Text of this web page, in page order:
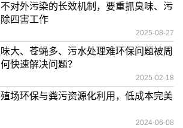
对外污染的长效机制，要重抓臭味、污
四害工作
2025-08-27
大、苍蝇多、污水处理难环保问题被周
快速解决问题？
2025-02-18
场环保与粪污资源化利用，低成本完美
2024-06-08